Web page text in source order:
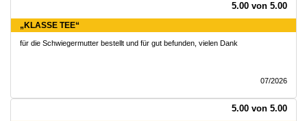
5.00 von 5.00
„KLASSE TEE“
für die Schwiegermutter bestellt und für gut befunden, vielen Dank
07/2026
5.00 von 5.00